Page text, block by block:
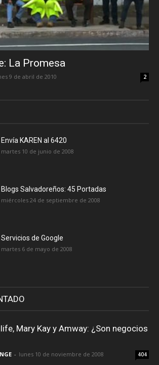
La Promesa
9 de abril de 2010 2
Envía KAREN al 6420
martes 10 de junio de 2008
Blogs Salvadoreños: 45 Portadas
miércoles 24 de septiembre de 2008
Servicios de Google
martes 6 de mayo de 2008
Mary Kay y Amway: ¿Son negocios
- lunes 10 de noviembre de 2008 404